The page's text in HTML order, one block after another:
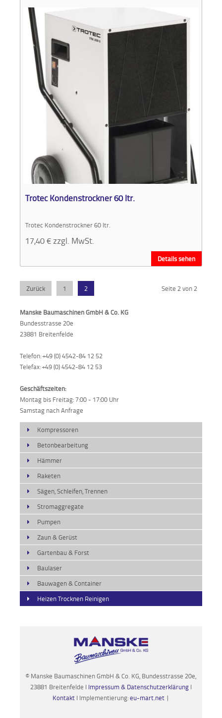
Trotec Kondenstrockner 60 ltr.
Trotec Kondenstrockner 60 ltr.
17,40€ zzgl. MwSt.
Details sehen
Seite 2 von 2
Zurück 1 2
Manske Baumaschinen GmbH & Co. KG
Bundesstrasse 20e
23881 Breitenfelde
Telefon: +49 (0) 4542-84 12 52
Telefax: +49 (0) 4542-84 12 53
Geschäftszeiten:
Montag bis Freitag: 7:00 - 17:00 Uhr
Samstag nach Anfrage
Kompressoren
Betonbearbeitung
Hämmer
Raketen
Sägen, Schleifen, Trennen
Stromaggregate
Pumpen
Zaun & Gerüst
Gartenbau & Forst
Baulaser
Bauwagen & Container
Heizen Trocknen Reinigen
© Manske Baumaschinen GmbH & Co. KG, Bundesstrasse 20e,
23881 Breitenfelde I Impressum & Datenschutzerklärung I
Kontakt I Implementierung:eu-mart.net |